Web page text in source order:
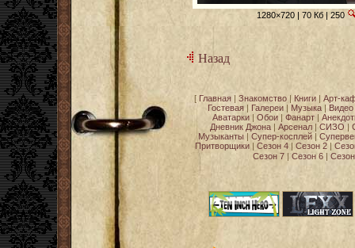
1280×720 | 70 Кб | 250
Назад
[ Главная| Знакомство| Книги| Арт-
Гостевая | Галереи | Музыка | Видео
Аватарки | Обои | Фанарт |
Дневник Джона| Арсенал| СИЗО |
Музыканты | Супер-косплей |
Притворщики | Сезон 4 | Сезон 2 |
Сезон 7| Сезон 6|